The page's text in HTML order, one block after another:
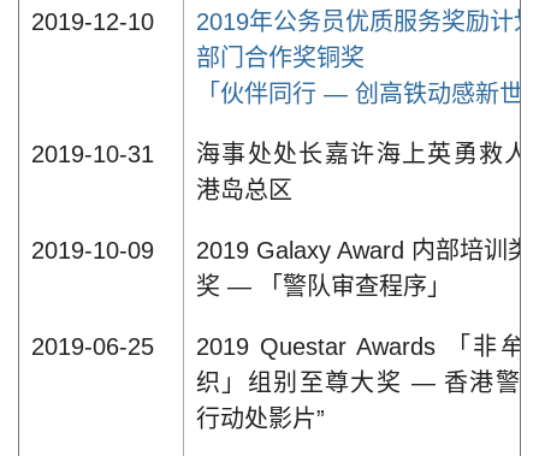
2019-12-10
2019年公务员优质服务奖励计划
部门合作奖铜奖
「伙伴同行 — 创高铁动感新世
2019-10-31
海事处处长嘉许海上英勇救人
港岛总区
2019-10-09
2019 Galaxy Award 内部培训类
奖 — 「警队审查程序」
2019-06-25
2019 Questar Awards 「非牟
织」组别至尊大奖 — 香港警
行动处影片”